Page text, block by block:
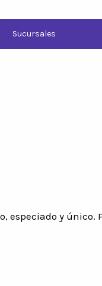
Sucursales
especiado y